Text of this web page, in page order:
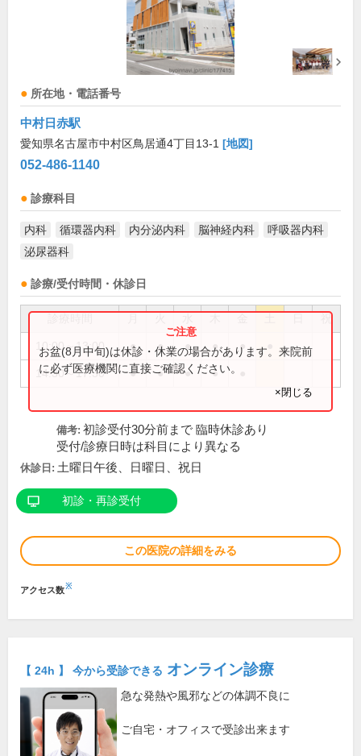
所在地・電話番号
中村日赤駅
愛知県名古屋市中村区鳥居通4丁目13-1 [地図]
052-486-1140
診療科目
内科 循環器内科 内分泌内科 脳神経内科
呼吸器内科
泌尿器科
診療/受付時間・休診日
祝
10:00～13:00 ● ● ● ● ●
14:30～17:30 ● ● ● ●
お盆(8月中旬)は休診・休業の場合があります。来院前
に必ず医療機関に直接ご確認ください。
×閉じる
備考: 初診受付30分前まで 臨時休診あり
受付/診療日時は科目により異なる
休診日: 土曜日午後、日曜日、祝日
初診・再診受付
この医院の詳細をみる
アクセス数※
【 24h 】 今から受診できる オンライン診療
急な発熱や風邪などの体調不良に
ご自宅・オフィスで受診出来ます